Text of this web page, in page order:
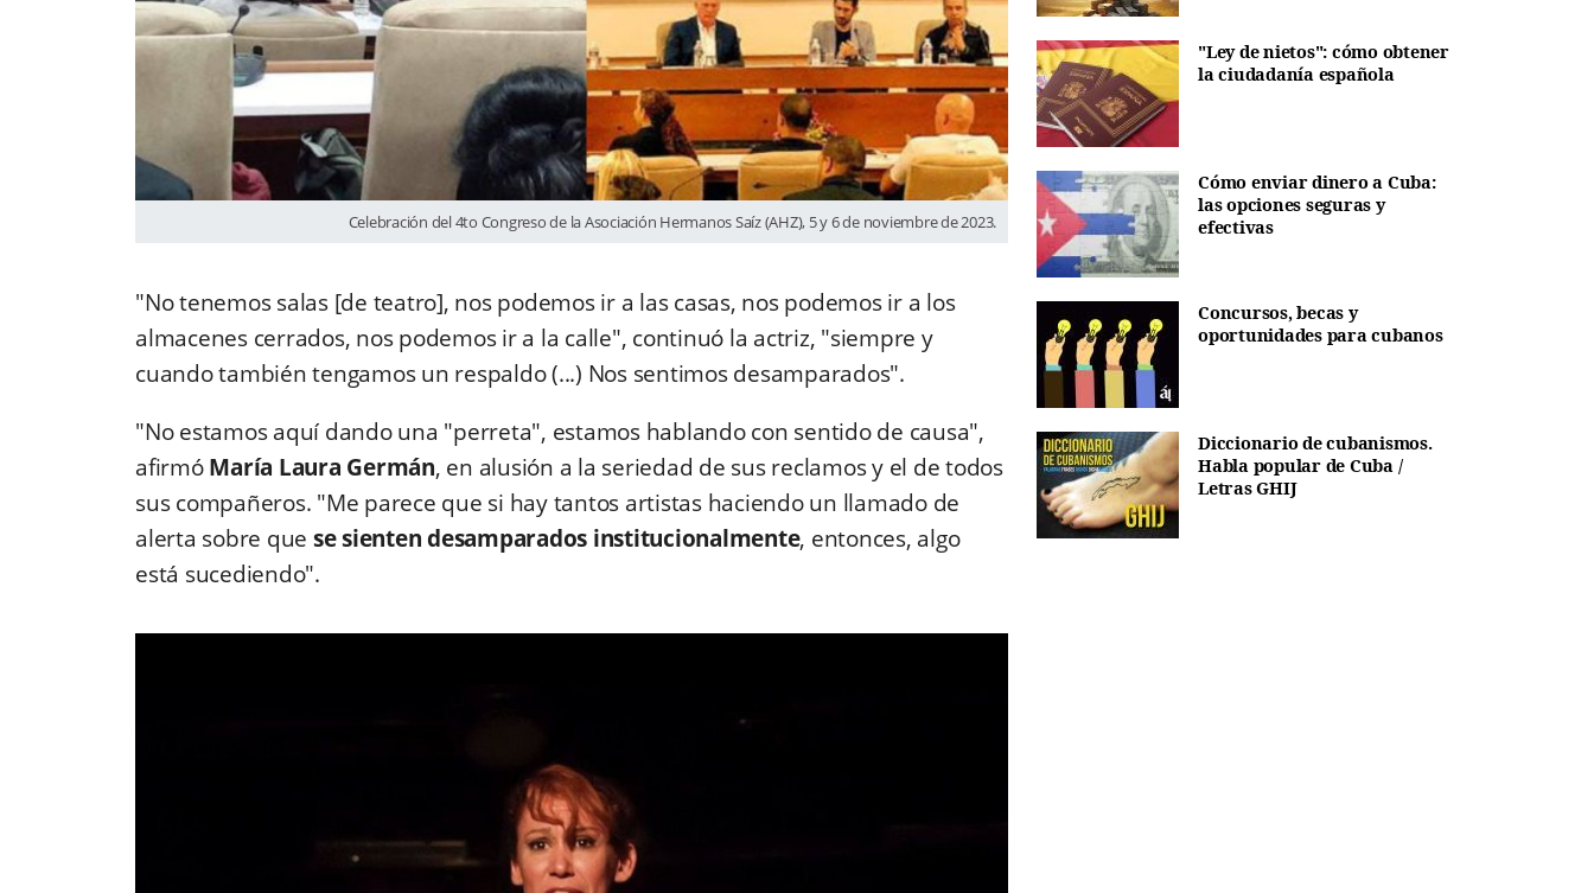
Celebración del 4to Congreso de la Asociación Hermanos Saíz (AHZ), 5 y 6 de noviembre de 2023.
"No tenemos salas [de teatro], nos podemos ir a las casas, nos podemos ir a los
almacenes cerrados, nos podemos ir a la calle", continuó la actriz, "siempre y
cuando también tengamos un respaldo (...) Nos sentimos desamparados".
"No estamos aquí dando una "perreta", estamos hablando con sentido de causa",
afirmóMaría Laura Germán, en alusión a la seriedad de sus reclamos y el de todos
sus compañeros. "Me parece que si hay tantos artistas haciendo un llamado de
alerta sobre que se sienten desamparados institucionalmente, entonces, algo
está sucediendo".
"Ley de nietos": cómo obtener
la ciudadanía española
Cómo enviar dinero a Cuba:
las opciones seguras y
efectivas
Concursos, becas y
oportunidades para cubanos
Diccionario de cubanismos.
Habla popular de Cuba /
Letras GHIJ